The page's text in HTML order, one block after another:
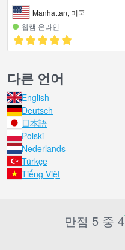
Manhattan, 미국
웹캠 온라인
다른 언어
English
Deutsch
日本語
Polski
Nederlands
Türkçe
Tiếng Việt
만점 5 중 4